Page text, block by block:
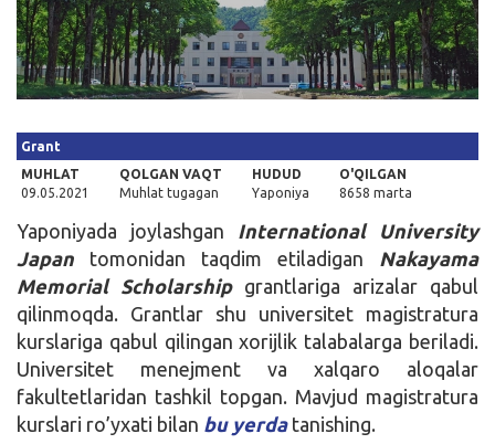
Grant
MUHLAT
09.05.2021
QOLGAN VAQT
Muhlat tugagan
HUDUD
Yaponiya
O'QILGAN
8658 marta
Yaponiyada joylashgan International University
Japan tomonidan taqdim etiladigan Nakayama
Memorial Scholarship grantlariga arizalar qabul
qilinmoqda. Grantlar shu universitet magistratura
kurslariga qabul qilingan xorijlik talabalarga beriladi.
Universitet menejment va xalqaro aloqalar
fakultetlaridan tashkil topgan. Mavjud magistratura
kurslari ro’yxati bilan bu yerdatanishing.